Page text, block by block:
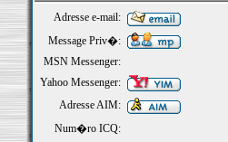
Adresse e-mail:
Message Priv�:
MSN Messenger:
Yahoo Messenger:
Adresse AIM:
Num�ro ICQ: